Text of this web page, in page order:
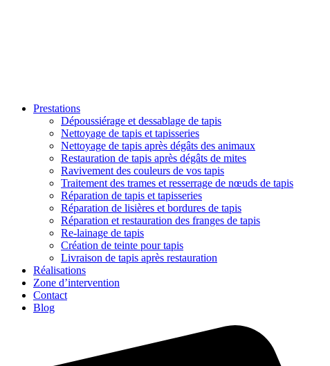
Prestations
Dépoussiérage et dessablage de tapis
Nettoyage de tapis et tapisseries
Nettoyage de tapis après dégâts des animaux
Restauration de tapis après dégâts de mites
Ravivement des couleurs de vos tapis
Traitement des trames et resserrage de nœuds de tapis
Réparation de tapis et tapisseries
Réparation de lisières et bordures de tapis
Réparation et restauration des franges de tapis
Re-lainage de tapis
Création de teinte pour tapis
Livraison de tapis après restauration
Réalisations
Zone d’intervention
Contact
Blog